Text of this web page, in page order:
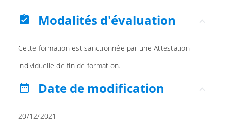
assignment_turned_in Modalités d'évaluation
Cette formation est sanctionnée par une Attestation
individuelle de fin de formation.
date_range Date de modification
20/12/2021